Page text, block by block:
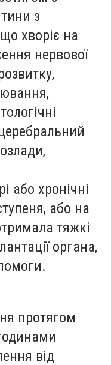
з
хворіє на
нервової
або хронічні
або на
тяжкі
органа,
протягом
від